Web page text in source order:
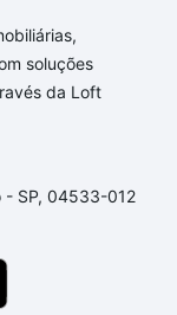
SP
opções
podem se
alguma
para comprar
e
soluções
da Loft
- SP, 04533-012